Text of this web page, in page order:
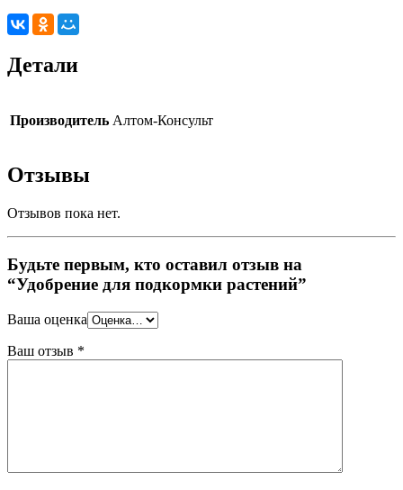
Детали
Производитель Алтом-Консульт
Отзывы
Отзывов пока нет.
Будьте первым, кто оставил отзыв на
“Удобрение для подкормки растений”
Ваша оценка
Ваш отзыв *